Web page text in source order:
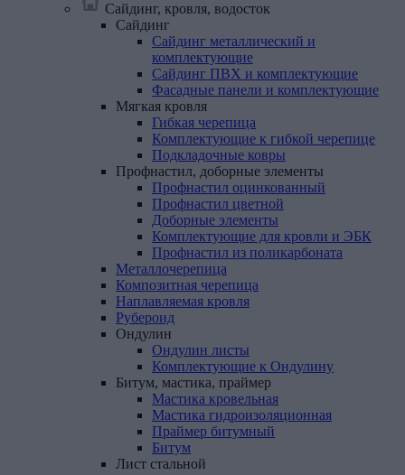
Сайдинг, кровля, водосток
Сайдинг
Сайдинг металлический и
комплектующие
Сайдинг ПВХ и комплектующие
Фасадные панели и комплектующие
Мягкая кровля
Гибкая черепица
Комплектующие к гибкой черепице
Подкладочные ковры
Профнастил, доборные элементы
Профнастил оцинкованный
Профнастил цветной
Доборные элементы
Комплектующие для кровли и ЭБК
Профнастил из поликарбоната
Металлочерепица
Композитная черепица
Наплавляемая кровля
Рубероид
Ондулин
Ондулин листы
Комплектующие к Ондулину
Битум, мастика, праймер
Мастика кровельная
Мастика гидроизоляционная
Праймер битумный
Битум
Лист стальной